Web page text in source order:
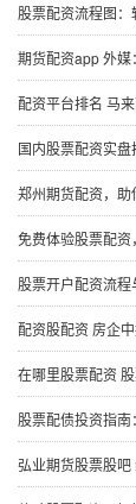
股票配资流程图
期货配资app 外
配资平台排名 马
国内股票配资实盘排
郑州期货配资，
免费体验股票配
股票开户配资流
配资股配资 房企
在哪里股票配资
股票配债投资指
弘业期货股票股